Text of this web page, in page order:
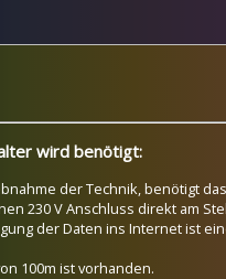
wird benötigt:
der Technik, benötigt
230 V Anschluss direkt am
der Daten ins Internet ist
100m ist vorhanden.